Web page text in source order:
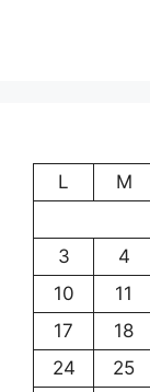
L
M
3
4
10
11
17
18
24
25